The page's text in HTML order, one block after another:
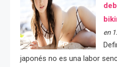
en
japonés no es una labor